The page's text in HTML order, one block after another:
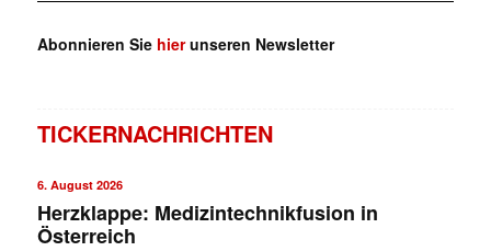
Abonnieren Sie hierunseren Newsletter
TICKERNACHRICHTEN
6. August 2026
Herzklappe: Medizintechnikfusion in
Österreich